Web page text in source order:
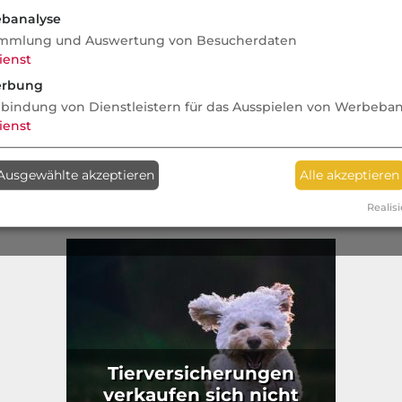
für alle
Neues
Tierversicherungen
verkaufen sich nicht
und Auswertung von Besucherdaten
von Dienstleistern für das Ausspielen von
akzeptieren Alle akzeptieren